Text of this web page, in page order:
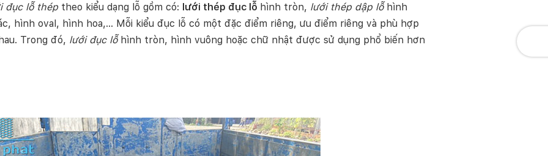
đục lỗ théptheo kiểu dạng lỗ gồm có: lưới thép đục lỗ hình tròn, lưới thép dập lỗ hình
hình oval, hình hoa,… Mỗi kiểu đục lỗ có một đặc điểm riêng, ưu điểm riêng và phù hợp
Trong đó, lưới đục lỗ hình tròn, hình vuông hoặc chữ nhật được sử dụng phổ biến hơn